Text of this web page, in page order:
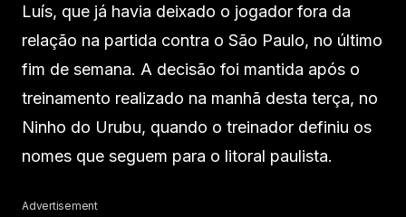
Luís, que já havia deixado o jogador fora da
relação na partida contra o São Paulo, no último
fim de semana. A decisão foi mantida após o
treinamento realizado na manhã desta terça, no
Ninho do Urubu, quando o treinador definiu os
nomes que seguem para o litoral paulista.
Advertisement